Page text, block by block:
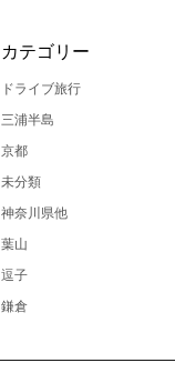
カテゴリー
ドライブ旅行
三浦半島
京都
未分類
神奈川県他
葉山
逗子
鎌倉